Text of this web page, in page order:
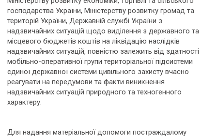
господарства України, Міністерству розвитку громад та
територій України, Державній службі України з
надзвичайних ситуацій щодо виділення з державного та
місцевого бюджетів коштів на ліквідацію наслідків
надзвичайних ситуацій, повністю залежить від здатності
мобільно-оперативної групи територіальної підсистеми
єдиної державної системи цивільного захисту вчасно
реагувати на передумови та факти виникнення
надзвичайних ситуацій природного та техногенного
характеру.
Для надання матеріальної допомоги постраждалому